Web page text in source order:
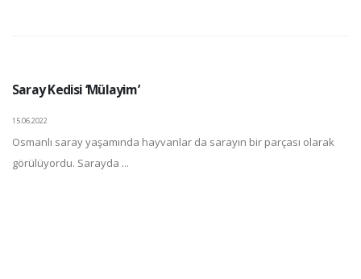
Saray Kedisi ‘Mülayim’
15.06.2022
Osmanlı saray yaşamında hayvanlar da sarayın bir parçası olarak
görülüyordu. Sarayda ...